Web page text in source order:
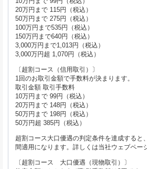
20万円まで 115円（税込）
50万円まで 275円（税込）
100万円まで535円（税込）
150万円まで640円（税込）
3,000万円まで1,013円（税込）
3,000万円超 1,070円（税込）
〔超割コース（信用取引）〕
1回のお取引金額で手数料が決まります。
取引金額 取引手数料
10万円まで 99円（税込）
20万円まで 148円（税込）
50万円まで 198円（税込）
50万円超 385円（税込）
超割コース大口優遇の判定条件を達成する
間適用になります。詳しくは当社ウェブペー
〔超割コース 大口優遇（現物取引）〕